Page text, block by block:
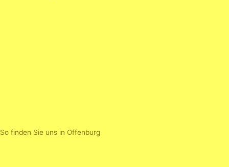
So finden Sie uns in Offenburg